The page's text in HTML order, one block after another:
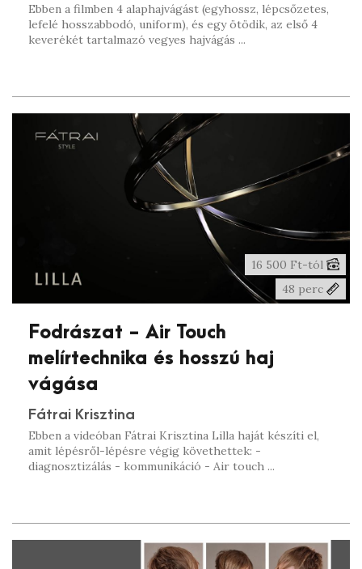
Ebben a filmben 4 alaphajvágást (egyhossz, lépcsőzetes,
lefelé hosszabbodó, uniform), és egy ötödik, az első 4
keverékét tartalmazó vegyes hajvágás ...
16 500 Ft-tól
48 perc
Fodrászat - Air Touch
melírtechnika és hosszú haj
vágása
Fátrai Krisztina
Ebben a videóban Fátrai Krisztina Lilla haját készíti el,
amit lépésről-lépésre végig követhettek: -
diagnosztizálás - kommunikáció - Air touch ...